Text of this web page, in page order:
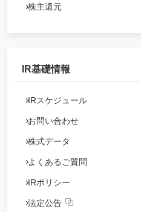
株主還元
IR基礎情報
IRスケジュール
お問い合わせ
株式データ
よくあるご質問
IRポリシー
法定公告